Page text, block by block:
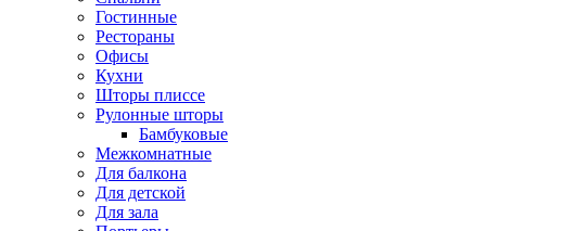
Гостинные
Рестораны
Офисы
Кухни
Шторы плиссе
Рулонные шторы
Бамбуковые
Межкомнатные
Для балкона
Для детской
Для зала